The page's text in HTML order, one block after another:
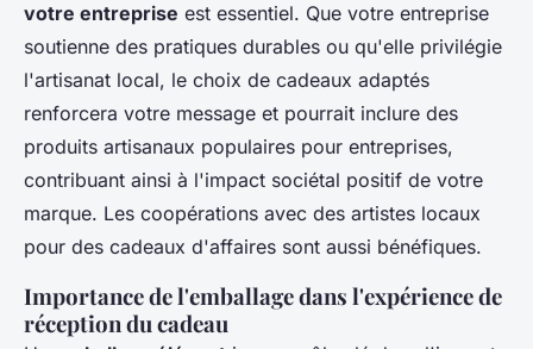
votre entreprise est essentiel. Que votre entreprise
soutienne des pratiques durables ou qu'elle privilégie
l'artisanat local, le choix de cadeaux adaptés
renforcera votre message et pourrait inclure des
produits artisanaux populaires pour entreprises,
contribuant ainsi à l'impact sociétal positif de votre
marque. Les coopérations avec des artistes locaux
pour des cadeaux d'affaires sont aussi bénéfiques.
Importance de l'emballage dans l'expérience de
réception du cadeau